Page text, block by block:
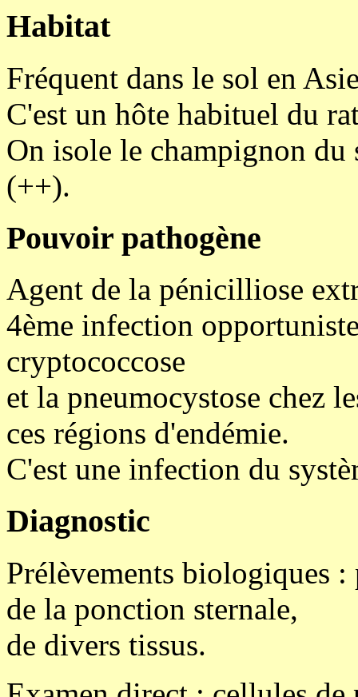
Habitat
Fréquent dans le sol en
C'est un hôte habituel du
On isole le champignon du
(++).
Pouvoir pathogène
Agent de la pénicilliose
4ème infection
cryptococcose
et la pneumocystose chez
ces régions d'endémie.
C'est une infection du
Diagnostic
Prélèvements biologiques
de la ponction sternale,
de divers tissus.